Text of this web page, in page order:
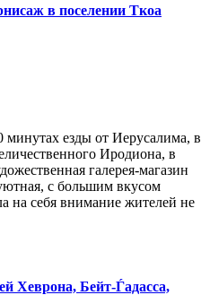
в поселении Ткоа
минутах езды от Иерусалима, в
Иродиона, в
галерея-магазин
с большим вкусом
на себя внимание жителей не
Хеврона, Бейт-Ѓадасса,